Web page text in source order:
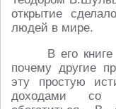
открытие
людей в мире.
В его
почему другие
эту простую
доходами со